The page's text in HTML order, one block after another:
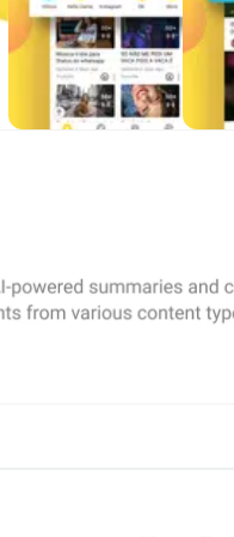
konten di layar kecil.
MP3 atau M4A hingga
pemutar video.
pembuatan
berkualitas terbatas,
perangkat dan
video tanpa harus
konten baru terasa